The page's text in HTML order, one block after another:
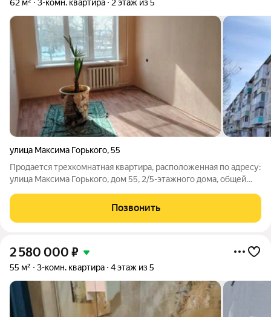
62 м² 3-комн. квартира 2 этаж из 5
улица Максима Горького,55
Продается трехкомнатная квартира, расположенная по адресу:
улица Максима Горького, дом 55, 2/5-этажного дома, общей
раздельно,балкон застеклен. В квартире установлены
пластиковые окна, входная металлическая
Позвонить
2 580 000 ₽
55 м² 3-комн. квартира 4 этаж из 5